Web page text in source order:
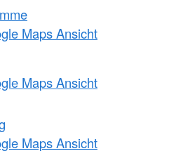
Maps Ansicht
Maps Ansicht
Maps Ansicht